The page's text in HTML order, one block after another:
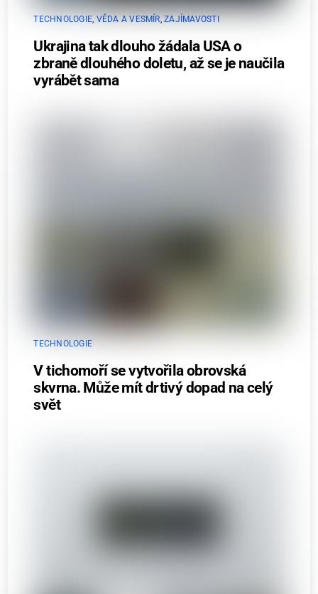
TECHNOLOGIE VĚDA A VESMÍR ,ZAJÍMAVOSTI
Ukrajina tak dlouho žádala USA o
zbraně dlouhého doletu, až se je naučila
vyrábět sama
TECHNOLOGIE
V tichomoří se vytvořila obrovská
skvrna. Může mít drtivý dopad na celý
svět